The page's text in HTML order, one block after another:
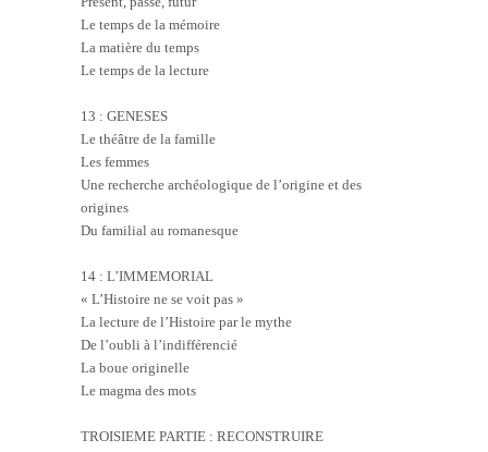
Le temps de la mémoire
La matière du temps
Le temps de la lecture
13 : GENESES
Le théâtre de la famille
Les femmes
Une recherche archéologique de l’origine et des
origines
Du familial au romanesque
14 : L’IMMEMORIAL
« L’Histoire ne se voit pas »
La lecture de l’Histoire par le mythe
De l’oubli à l’indifférencié
La boue originelle
Le magma des mots
TROISIEME PARTIE : RECONSTRUIRE